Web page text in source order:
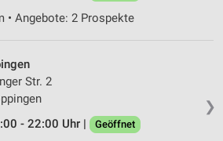
• Angebote: 2 Prospekte
❯
Str. 2
- 22:00 Uhr |
Geöffnet